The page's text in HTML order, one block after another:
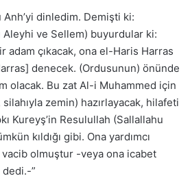
Anh’yi dinledim. Demişti ki:
Aleyhi ve Sellem) buyurdular ki:
adam çıkacak, ona el-Haris Harras
denecek. (Ordusunun) önünde
olacak. Bu zat Al-i Muhammed için
zemin) hazırlayacak, hilafeti
Kureyş’in Resulullah (Sallallahu
kıldığı gibi. Ona yardımcı
olmuştur -veya ona icabet
”